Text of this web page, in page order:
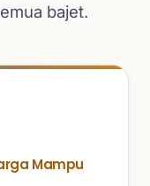
bajet.
Mampu